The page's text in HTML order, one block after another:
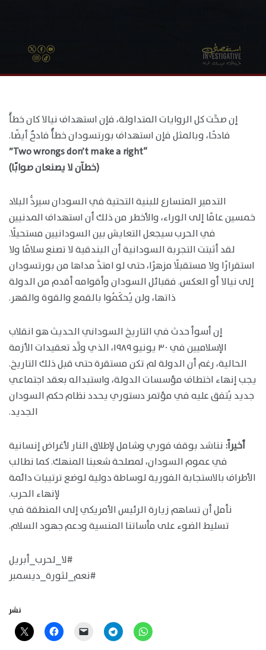
إن صحَّت كل الروايات المتداولة، فإن استهداف نيالا كان خطأً
فادحًا، وبالمثل فإن استهداف بورتسودان خطأٌ فادحٌ أيضًا.
“Two wrongs don’t make a right”
(خطآن لا يصنعان صوابًا)
التدمير المتسارع للبنية التحتية في السودان سيردُّ البلاد
خمسين عامًا إلى الوراء، والأخطر من ذلك أن استهداف المدنيين
في الحرب سيجعل التعايش بين السودانيين مستحيلًا.
لقد أثبتت التجربة السودانية أن البندقية لا تصنع سلامًا ولا
استقرارًا ولا مستقبلًا مزهرًا، حتى لو امتدَّ مداها من بورتسودان
إلى نيالا أو العكس. فقبائل السودان وأقوامه أقدم من الدولة
ذاتها، ولن يُحكَمُوا بالقمع والقوة والقهر.
إن أسوأ حدث في التاريخ السوداني الحديث هو انقلاب
الإسلاميين في ٣٠ يونيو ١٩٨٩، الذي ولَّد تعقيدات الأزمة
الحالية، رغم أن الدولة لم تكن مستقرة حتى قبل ذلك التاريخ.
يجب إنهاء اختطاف مؤسسات الدولة، واستبداله بعقد اجتماعي
جديد يُتفق عليه في مؤتمر دستوري يحدد نظام حكم السودان
الجديد.
أخيراً: نناشد بوقف فوري وشامل لإطلاق النار لأغراض إنسانية
في عموم السودان، لمصلحة شعبنا المنهك. كما نطالب
الأطراف بالاستجابة الفورية لوساطة دولية لوضع ترتيبات دائمة
لإنهاء الحرب.
نأمل أن تساهم زيارة الرئيس الأمريكي إلى المنطقة في
تسليط الضوء على مأساتنا المنسية ودعم جهود السلام.
#لا_لحرب_أبريل
#نعم_لثورة_ديسمبر
نشر